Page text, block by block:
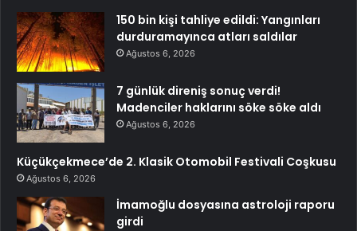
150 bin kişi tahliye edildi: Yangınları
durduramayınca atları saldılar
Ağustos 6, 2026
7 günlük direniş sonuç verdi!
Madenciler haklarını söke söke aldı
Ağustos 6, 2026
Küçükçekmece’de 2. Klasik Otomobil Festivali Coşkusu
Ağustos 6, 2026
İmamoğlu dosyasına astroloji raporu
girdi